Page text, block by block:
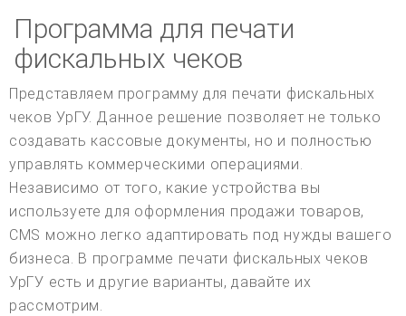
Программа для печати
фискальных чеков
Представляем программу для печати фискальных
чеков УрГУ. Данное решение позволяет не только
создавать кассовые документы, но и полностью
управлять коммерческими операциями.
Независимо от того, какие устройства вы
используете для оформления продажи товаров,
CMS можно легко адаптировать под нужды вашего
бизнеса. В программе печати фискальных чеков
УрГУ есть и другие варианты, давайте их
рассмотрим.